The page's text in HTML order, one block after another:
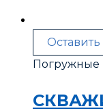
Оставить
Погружные